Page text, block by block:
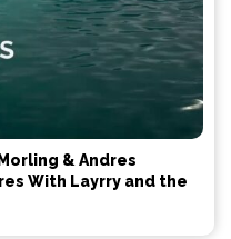
& Andres
With Layrry and the